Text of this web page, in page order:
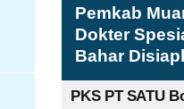
Pemkab
Dokter
Bahar
PKS PT SATU